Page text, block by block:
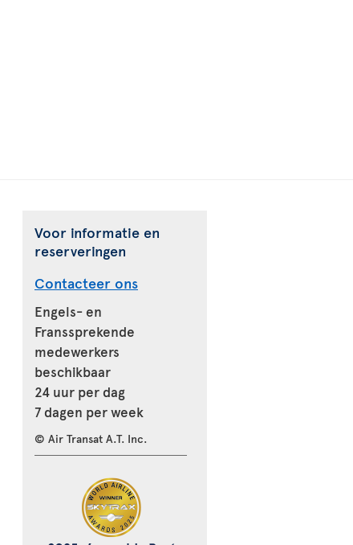
Voor informatie en
reserveringen
Contacteer ons
Engels- en
Franssprekende
medewerkers
beschikbaar
24 uur per dag
7 dagen per week
© Air Transat A.T. Inc.